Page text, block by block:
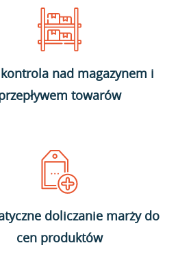
kontrola nad magazynem i
towarów
doliczanie marży do
cen produktów